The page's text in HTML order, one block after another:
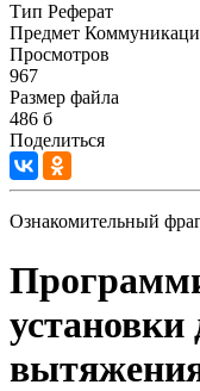
Тип Реферат
Предмет
Просмотров
967
Размер файла
486 б
Поделиться
Ознакомительный
установки